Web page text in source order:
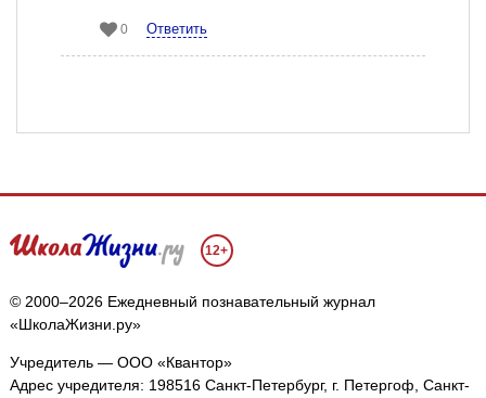
0 Ответить
12+
© 2000–2026 Ежедневный познавательный журнал
«ШколаЖизни.ру»
Учредитель — ООО «Квантор»
Адрес учредителя: 198516 Санкт-Петербург, г. Петергоф, Санкт-